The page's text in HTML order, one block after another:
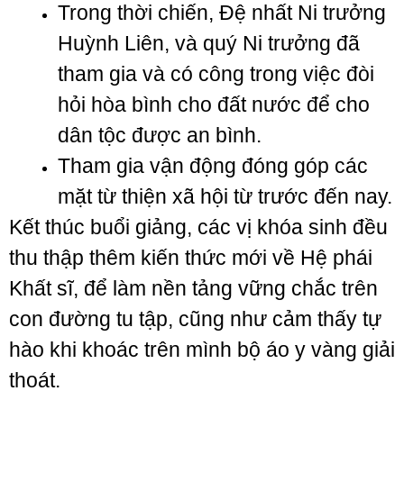
Trong thời chiến, Đệ nhất Ni trưởng
Huỳnh Liên, và quý Ni trưởng đã
tham gia và có công trong việc đòi
hỏi hòa bình cho đất nước để cho
dân tộc được an bình.
Tham gia vận động đóng góp các
mặt từ thiện xã hội từ trước đến nay.
Kết thúc buổi giảng, các vị khóa sinh đều
thu thập thêm kiến thức mới về Hệ phái
Khất sĩ, để làm nền tảng vững chắc trên
con đường tu tập, cũng như cảm thấy tự
hào khi khoác trên mình bộ áo y vàng giải
thoát.